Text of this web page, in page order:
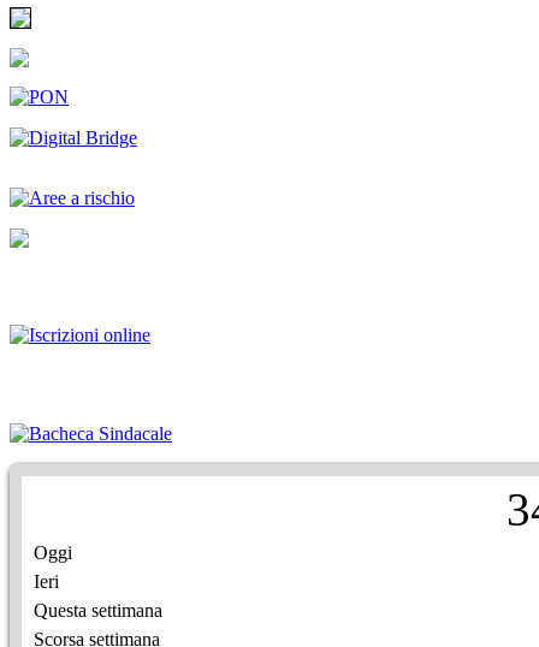
3
Oggi
Ieri
Questa settimana
Scorsa settimana